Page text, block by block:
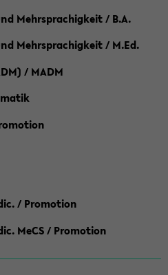
Mehrsprachigkeit / B.A.
Mehrsprachigkeit / M.Ed.
/ MADM
/ Promotion
MeCS / Promotion